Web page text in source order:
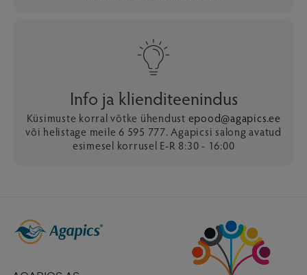
Info ja klienditeenindus
Küsimuste korral võtke ühendust epood@agapics.ee
või helistage meile 6 595 777. Agapicsi salong avatud
esimesel korrusel E-R 8:30 - 16:00